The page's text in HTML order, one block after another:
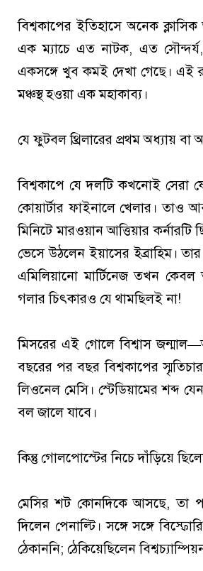
বিশ্বকাপের ইতিহাসে অনেক
এক ম্যাচে এত নাটক, এত
একসঙ্গে খুব কমই দেখা গেছে। এই
মঞ্চস্থ হওয়া এক মহাকাব্য।
যে ফুটবল থ্রিলারের প্রথম অধ্যায়
বিশ্বকাপে যে দলটি কখনোই সেরা
কোয়ার্টার ফাইনালে খেলার। তাও
মিনিটে মারওয়ান আত্তিয়ার
ভেসে উঠলেন ইয়াসের ইব্রাহিম।
এমিলিয়ানো মার্টিনেজ তখন
গলার চিৎকারও যে থামছিলই না!
মিসরের এই গোলে বিশ্বাস
বছরের পর বছর বিশ্বকাপের
লিওনেল মেসি। স্টেডিয়ামের শব্দ
বল জালে যাবে।
কিন্তু গোলপোস্টের নিচে দাঁড়িয়ে
মেসির শট কোনদিকে আসছে, তা
দিলেন পেনাল্টি। সঙ্গে সঙ্গে
ঠেকাননি; ঠেকিয়েছিলেন